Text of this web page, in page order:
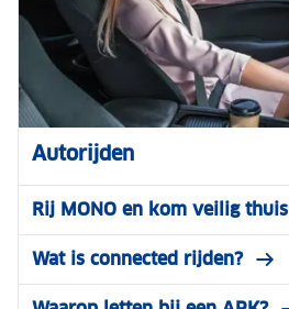
Autorijden
Rij MONO en kom veilig thuis
Wat is connected rijden?